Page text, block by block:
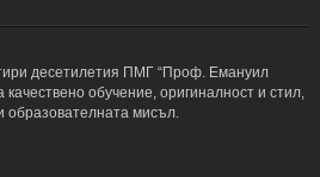
десетилетия ПМГ “Проф. Емануил
качествено обучение, оригиналност и стил,
образователната мисъл.